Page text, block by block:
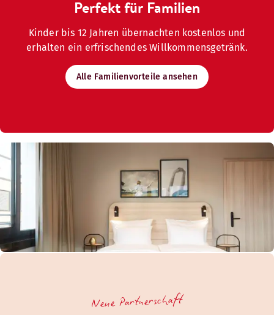
Perfekt für Familien
Kinder bis 12 Jahren übernachten kostenlos und
erhalten ein erfrischendes Willkommensgetränk.
Alle Familienvorteile ansehen
Neue Partnerschaft